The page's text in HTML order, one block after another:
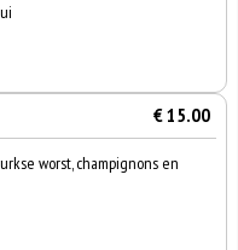
€ 15.00
worst, champignons en